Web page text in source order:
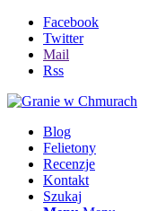
Facebook
Twitter
Mail
Rss
Blog
Felietony
Recenzje
Kontakt
Szukaj